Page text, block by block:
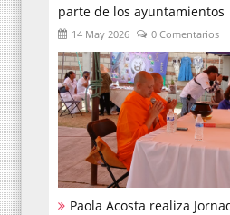
parte de los ayuntamientos
14 May 2026 0 Comentarios
Paola Acosta realiza